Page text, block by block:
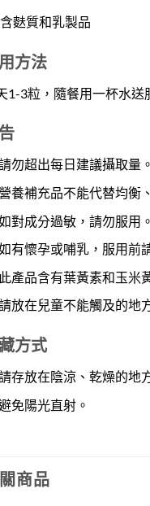
麩質和乳製品
方法
1-3粒，隨餐用一杯水送
勿超出每日建議攝取量。
養補充品不能代替均衡
對成分過敏，請勿服用。
有懷孕或哺乳，服用前
產品含有葉黃素和玉米
放在兒童不能觸及的地
方式
存放在陰涼、乾燥的地
免陽光直射。
商品